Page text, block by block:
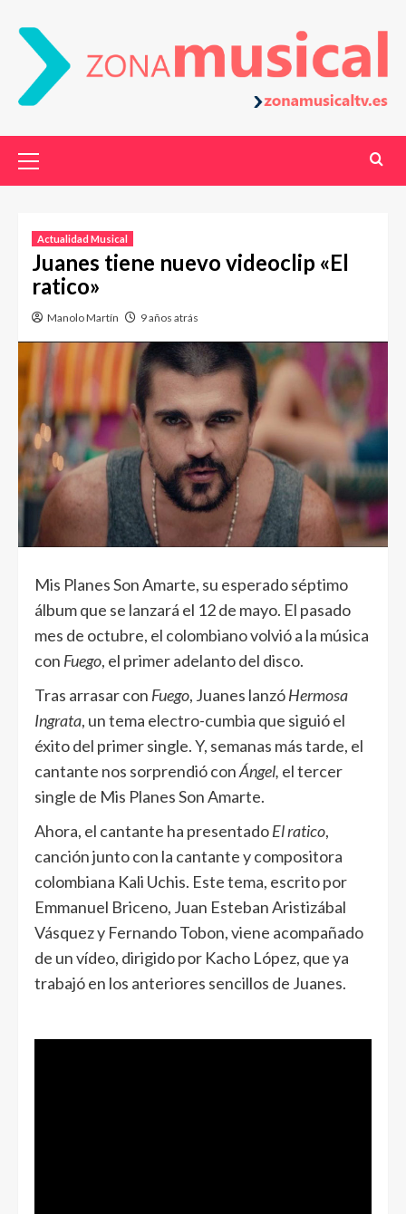
Actualidad Musical
Juanes tiene nuevo videoclip «El
ratico»
Manolo Martín 9 años atrás
Mis Planes Son Amarte, su esperado séptimo
álbum que se lanzará el 12 de mayo. El pasado
mes de octubre, el colombiano volvió a la música
con Fuego, el primer adelanto del disco.
Tras arrasar con Fuego, Juanes lanzóHermosa
Ingrata, un tema electro-cumbia que siguió el
éxito del primer single. Y, semanas más tarde, el
cantante nos sorprendió conÁngel, el tercer
single de Mis Planes Son Amarte.
Ahora, el cantante ha presentadoEl ratico,
canción junto con la cantante y compositora
colombiana Kali Uchis. Este tema, escrito por
Emmanuel Briceno, Juan Esteban Aristizábal
Vásquez y Fernando Tobon, viene acompañado
de un vídeo, dirigido por Kacho López, que ya
trabajó en los anteriores sencillos de Juanes.